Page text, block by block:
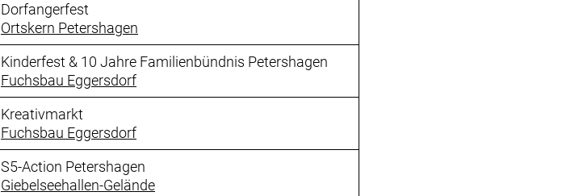
Dorfangerfest
Ortskern Petershagen
Kinderfest & 10 Jahre Familienbündnis Petershagen
Fuchsbau Eggersdorf
Kreativmarkt
Fuchsbau Eggersdorf
S5-Action Petershagen
Giebelseehallen-Gelände